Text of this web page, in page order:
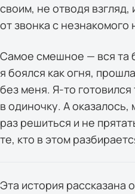
своим, не отводя взгляд,
от звонка с незнакомого
Самое смешное — вся та
я боялся как огня,
без меня. Я-то готовился
в одиночку. А
раз решиться и не
те, кто в этом
Эта история рассказана